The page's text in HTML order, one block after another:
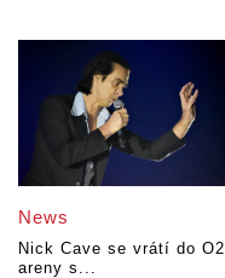
News
Nick Cave se vrátí do O2
areny s...